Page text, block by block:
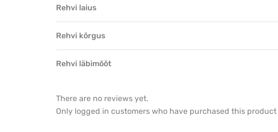
Rehvi laius
Rehvi kõrgus
Rehvi läbimõõt
There are no reviews yet.
Only logged in customers who have purchased this product